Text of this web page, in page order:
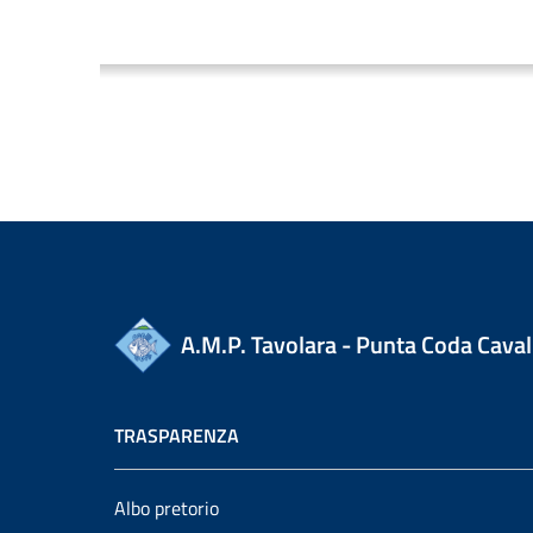
A.M.P. Tavolara - Punta Coda
TRASPARENZA
Albo pretorio